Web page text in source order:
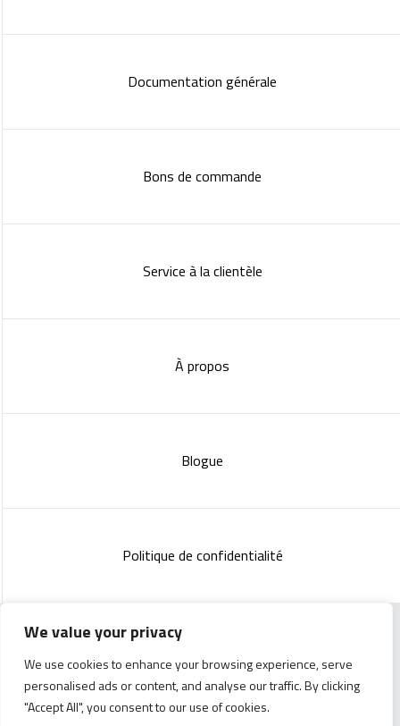
We value your privacy
We use cookies to enhance your browsing experience, serve
personalised ads or content, and analyse our traffic. By clicking
"Accept All", you consent to our use of cookies.
Documentation générale
Bons de commande
Service à la clientèle
À propos
Blogue
Politique de confidentialité
Copyright 2023 :Standish Communications& Mélissa
Lachance